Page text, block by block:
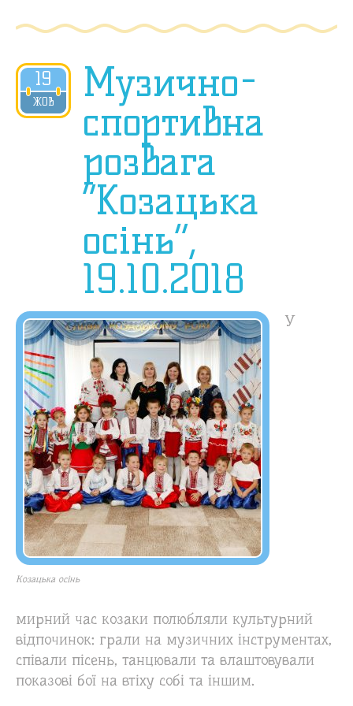
19
ЖОВ
2018
Музично-
спортивна
розвага
“Козацька
осінь”,
19.10.2018
Козацька осінь
У
мирний час козаки полюбляли культурний
відпочинок: грали на музичних інструментах,
співали пісень, танцювали та влаштовували
показові бої на втіху собі та іншим.